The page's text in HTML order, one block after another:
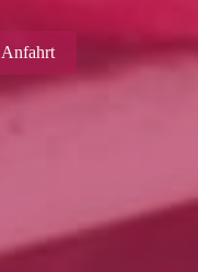
Anfahrt